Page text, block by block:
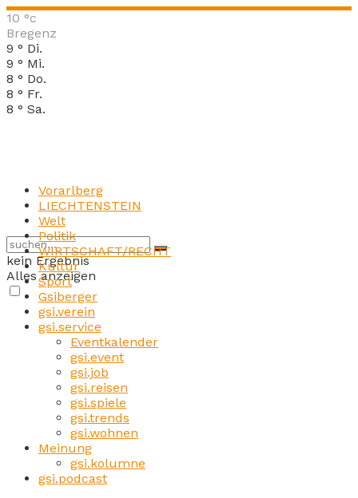
10 °c
Bregenz
9 ° Di.
9 ° Mi.
8 ° Do.
8 ° Fr.
8 ° Sa.
kein Ergebnis
Alles anzeigen
Vorarlberg
LIECHTENSTEIN
Welt
Politik
WIRTSCHAFT/RECHT
Kultur
Sport
Gsiberger
gsi.verein
gsi.service
Eventkalender
gsi.event
gsi.job
gsi.reisen
gsi.spiele
gsi.trends
gsi.wohnen
Meinung
gsi.kolumne
gsi.podcast